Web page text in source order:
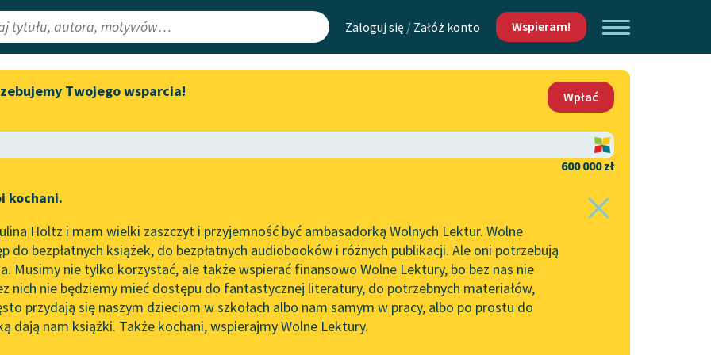
Zaloguj się / Załóż konto Wspieram!
Lektury
redakcyjne
Aktualności
„Prokurator Alicja Horn” do
literatury skandynawskiej
Spotkanie z Katarzyną Tunkiel
w Oslo
102. lata temu zmarł Joseph
Conrad
Mapa Wolnych Lektur
Leśmianator
API
OAI-PMH
Widget Wolnych Lektur
Kontakt
O projekcie
Zasady wykorzystania
Wolnych Lektur
Logotypy
Materiały promocyjne
Twojego wsparcia!
Wpłać
600 000 zł
kochani.
Holtz i mam wielki zaszczyt i przyjemność być ambasadorką Wolnych Lektur. Wolne
do bezpłatnych książek, do bezpłatnych audiobooków i różnych publikacji. Ale oni potrzebują
Musimy nie tylko korzystać, ale także wspierać finansowo Wolne Lektury, bo bez nas nie
nich nie będziemy mieć dostępu do fantastycznej literatury, do potrzebnych materiałów,
przydają się naszym dzieciom w szkołach albo nam samym w pracy, albo po prostu do
dają nam książki. Także kochani, wspierajmy Wolne Lektury.
✖ Współczesność✖